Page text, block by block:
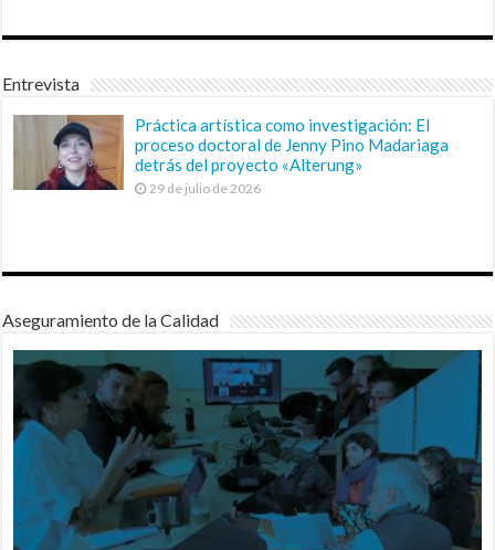
Entrevista
Práctica artística como investigación: El
proceso doctoral de Jenny Pino Madariaga
detrás del proyecto «Alterung»
29 de julio de 2026
Aseguramiento de la Calidad